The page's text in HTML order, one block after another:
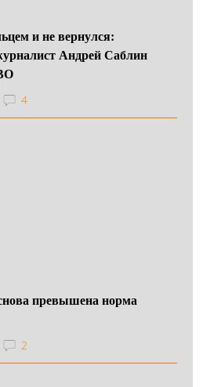
и не вернулся:
Андрей Саблин
4
превышена норма
2